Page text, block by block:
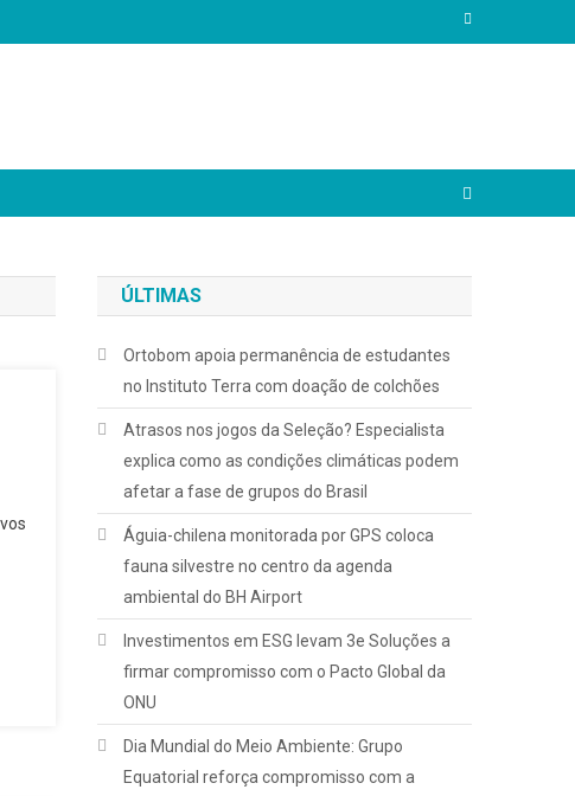
ÚLTIMAS
Ortobom apoia permanência de estudantes
no Instituto Terra com doação de colchões
Atrasos nos jogos da Seleção? Especialista
explica como as condições climáticas podem
afetar a fase de grupos do Brasil
Águia-chilena monitorada por GPS coloca
fauna silvestre no centro da agenda
ambiental do BH Airport
Investimentos em ESG levam 3e Soluções a
firmar compromisso com o Pacto Global da
ONU
Dia Mundial do Meio Ambiente: Grupo
Equatorial reforça compromisso com a